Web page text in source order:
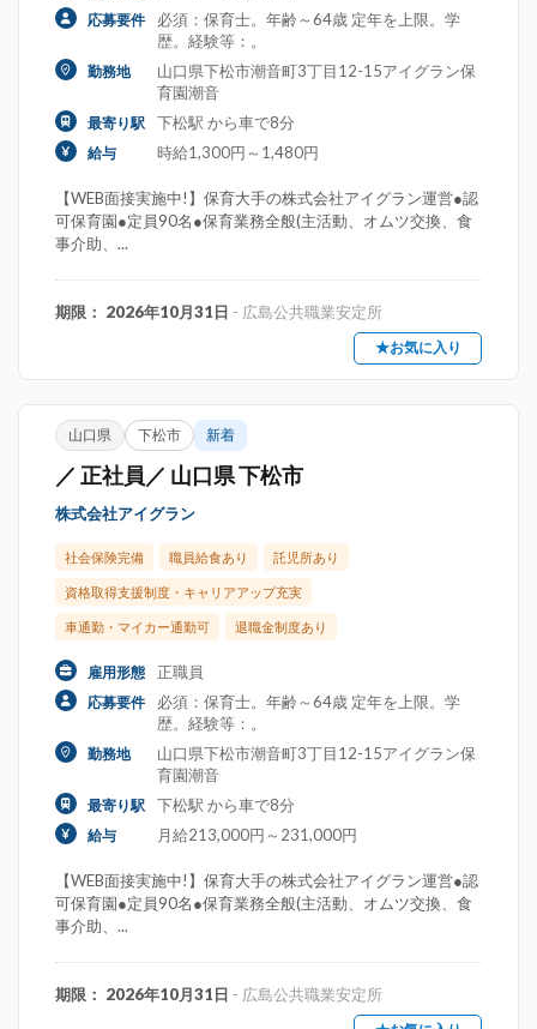
応募要件
必須：保育士。年齢～64歳 定年を上限。学
歴。経験等：。
勤務地
山口県下松市潮音町3丁目12-15アイグラン保
育園潮音
最寄り駅 下松駅 から車で8分
給与 時給1,300円～1,480円
【WEB面接実施中!】保育大手の株式会社アイグラン運営●認
可保育園●定員90名●保育業務全般(主活動、オムツ交換、食
事介助、...
期限： 2026年10月31日 - 広島公共職業安定所
★お気に入り
山口県 下松市 新着
／ 正社員／ 山口県 下松市
株式会社アイグラン
社会保険完備 職員給食あり 託児所あり
資格取得支援制度・キャリアアップ充実
車通勤・マイカー通勤可 退職金制度あり
雇用形態 正職員
応募要件
必須：保育士。年齢～64歳 定年を上限。学
歴。経験等：。
勤務地
山口県下松市潮音町3丁目12-15アイグラン保
育園潮音
最寄り駅 下松駅 から車で8分
給与 月給213,000円～231,000円
【WEB面接実施中!】保育大手の株式会社アイグラン運営●認
可保育園●定員90名●保育業務全般(主活動、オムツ交換、食
事介助、...
期限： 2026年10月31日 - 広島公共職業安定所